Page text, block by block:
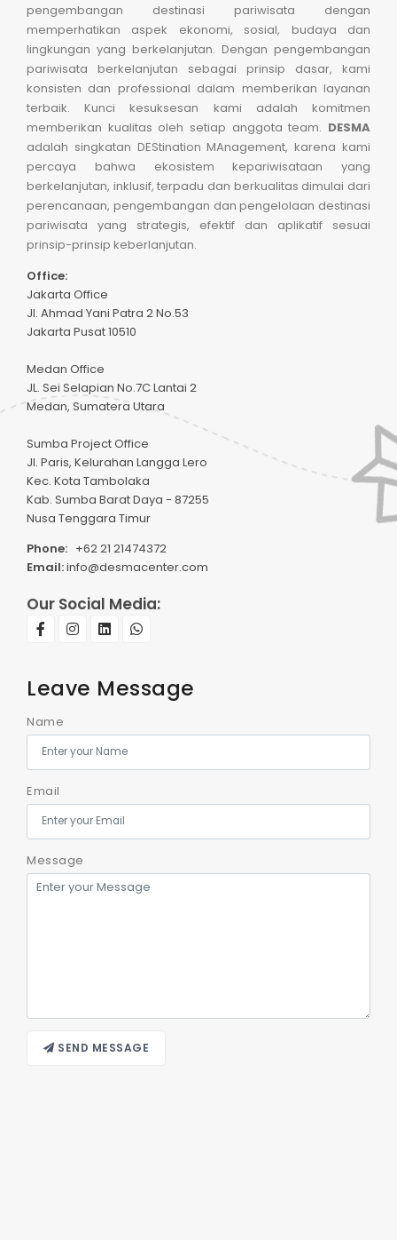
pengembangan destinasi pariwisata dengan
memperhatikan aspek ekonomi, sosial, budaya dan
lingkungan yang berkelanjutan. Dengan pengembangan
pariwisata berkelanjutan sebagai prinsip dasar, kami
konsisten dan professional dalam memberikan layanan
terbaik. Kunci kesuksesan kami adalah komitmen
memberikan kualitas oleh setiap anggota team. DESMA
adalah singkatan DEStination MAnagement, karena kami
percaya bahwa ekosistem kepariwisataan yang
berkelanjutan, inklusif, terpadu dan berkualitas dimulai dari
perencanaan, pengembangan dan pengelolaan destinasi
pariwisata yang strategis, efektif dan aplikatif sesuai
prinsip-prinsip keberlanjutan.
Office:
Jakarta Office
Jl. Ahmad Yani Patra 2 No.53
Jakarta Pusat 10510
Medan Office
JL. Sei Selapian No.7C Lantai 2
Medan, Sumatera Utara
Sumba Project Office
Jl. Paris, Kelurahan Langga Lero
Kec. Kota Tambolaka
Kab. Sumba Barat Daya - 87255
Nusa Tenggara Timur
Phone: +62 21 21474372
Email:info@desmacenter.com
Our Social Media:
Leave Message
Name
Email
Message
SEND MESSAGE